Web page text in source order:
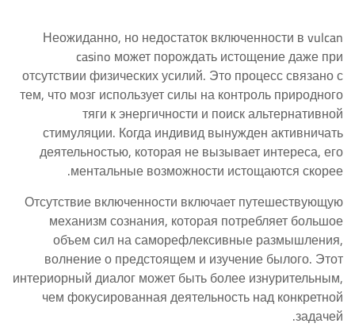
Неожиданно, но недостаток включенности в vulcan
casino может порождать истощение даже при
отсутствии физических усилий. Это процесс связано с
тем, что мозг использует силы на контроль природного
тяги к энергичности и поиск альтернативной
стимуляции. Когда индивид вынужден активничать
деятельностью, которая не вызывает интереса, его
ментальные возможности истощаются скорее.
Отсутствие включенности включает путешествующую
механизм сознания, которая потребляет большое
объем сил на саморефлексивные размышления,
волнение о предстоящем и изучение былого. Этот
интериорный диалог может быть более изнурительным,
чем фокусированная деятельность над конкретной
задачей.